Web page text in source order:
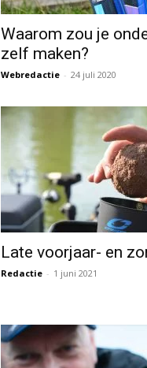
Waarom zou je
zelf maken?
Webredactie - 24 juli 2020
Late voorjaar- en
Redactie - 1 juni 2021